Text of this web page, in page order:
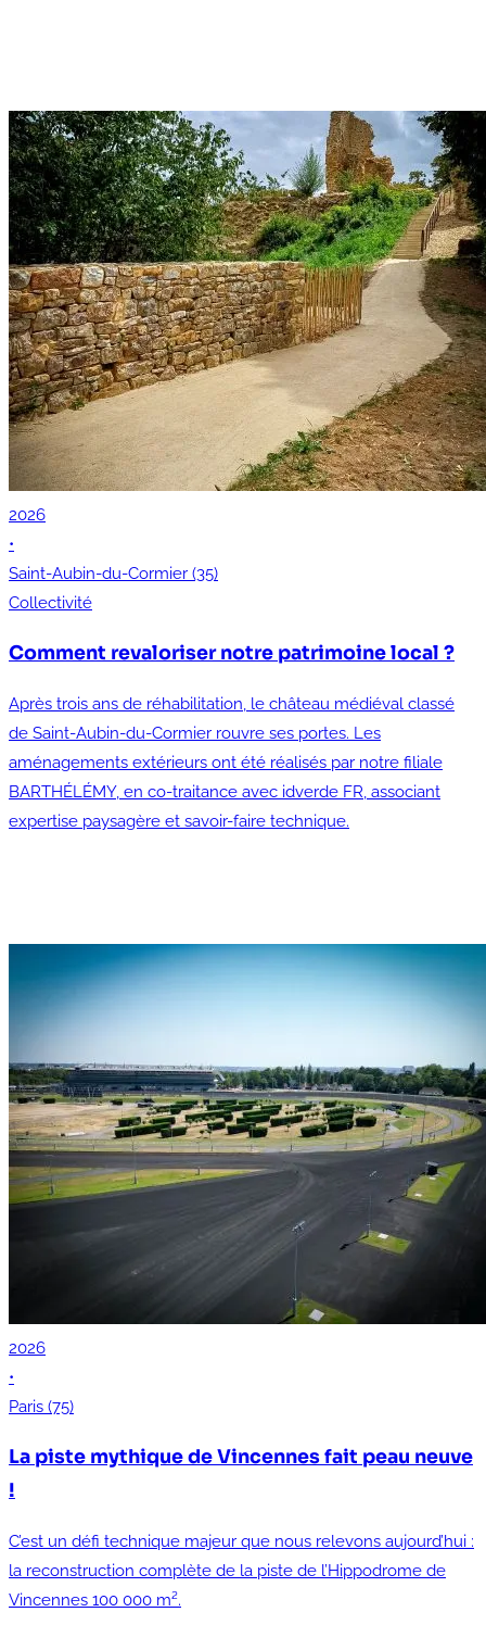
2026
•
Saint-Aubin-du-Cormier (35)
Collectivité
Comment revaloriser notre patrimoine local ?
Après trois ans de réhabilitation, le château médiéval classé
de Saint-Aubin-du-Cormier rouvre ses portes. Les
aménagements extérieurs ont été réalisés par notre filiale
BARTHÉLÉMY, en co-traitance avec idverde FR, associant
expertise paysagère et savoir-faire technique.
2026
•
Paris (75)
La piste mythique de Vincennes fait peau neuve
!
C’est un défi technique majeur que nous relevons aujourd’hui :
la reconstruction complète de la piste de l’Hippodrome de
Vincennes 100 000 m².